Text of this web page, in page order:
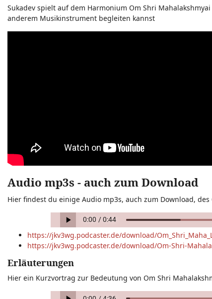
Sukadev spielt auf dem Harmonium Om Shri
anderem Musikinstrument begleiten kannst
Audio mp3s - auch zum Download
Hier findest du einige Audio mp3s, auch zum Download,
https://jkv3wg.podcaster.de/download/
https://jkv3wg.podcaster.de/download/Om-Shri-
Erläuterungen
Hier ein Kurzvortrag zur Bedeutung von Om Shri